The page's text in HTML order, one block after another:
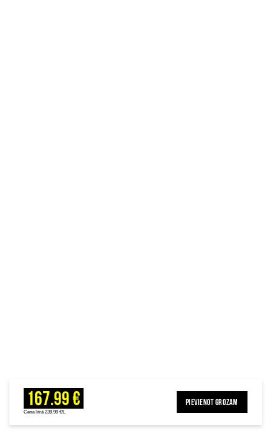
167.99 €
Cena litrā 239.99 €/L
PIEVIENOT GROZAM